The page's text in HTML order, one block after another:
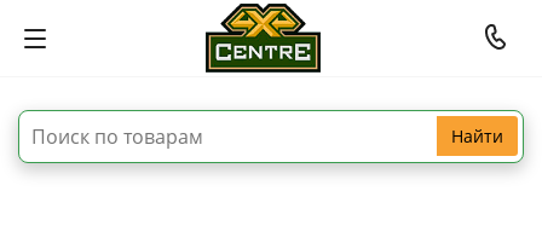
Найти